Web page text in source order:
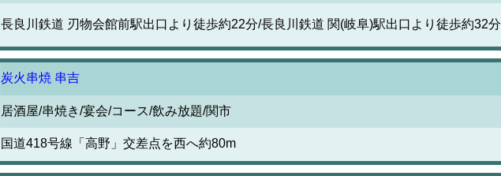
長良川鉄道 刃物会館前駅出口より徒歩約22分/長良川鉄道 関(岐阜)駅出口より徒歩約32分
炭火串焼 串吉
居酒屋/串焼き/宴会/コース/飲み放題/関市
国道418号線「高野」交差点を西へ約80m